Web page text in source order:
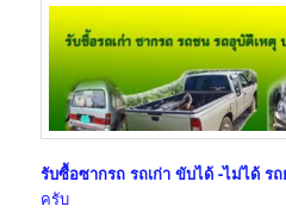
รับซื้อซากรถ รถเก่า ขับได้ -ไม่ได้ ร
ครับ